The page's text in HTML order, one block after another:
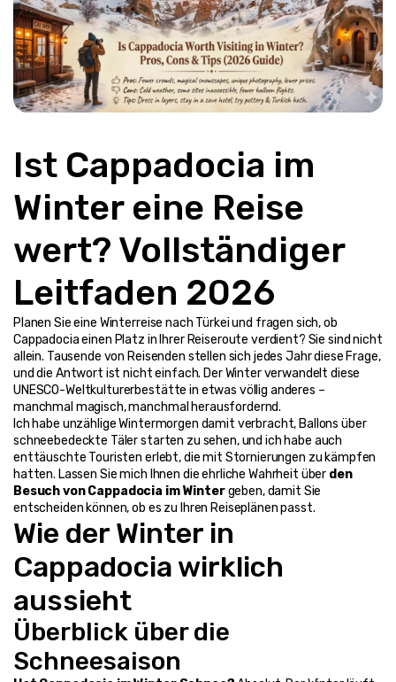
Ist Cappadocia im
Winter eine Reise
wert? Vollständiger
Leitfaden 2026
Planen Sie eine Winterreise nach Türkei und fragen sich, ob
Cappadocia einen Platz in Ihrer Reiseroute verdient? Sie sind nicht
allein. Tausende von Reisenden stellen sich jedes Jahr diese Frage,
und die Antwort ist nicht einfach. Der Winter verwandelt diese
UNESCO-Weltkulturerbestätte in etwas völlig anderes –
manchmal magisch, manchmal herausfordernd.
Ich habe unzählige Wintermorgen damit verbracht, Ballons über
schneebedeckte Täler starten zu sehen, und ich habe auch
enttäuschte Touristen erlebt, die mit Stornierungen zu kämpfen
hatten. Lassen Sie mich Ihnen die ehrliche Wahrheit über den
Besuch von Cappadocia im Winter geben, damit Sie
entscheiden können, ob es zu Ihren Reiseplänen passt.
Wie der Winter in
Cappadocia wirklich
aussieht
Überblick über die
Schneesaison